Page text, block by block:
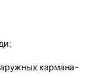
кармана-